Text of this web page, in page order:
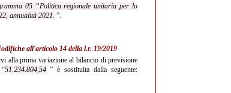
05 “Politica regionale unitaria per lo
annualità 2021. ”.
all'articolo 14 della l.r. 19/2019
alla prima variazione al bilancio di previsione
51.234.804,54” è sostituita dalla seguente: